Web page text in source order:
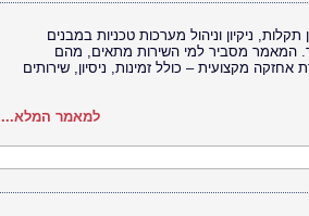
ניקיון וניהול מערכות טכניות במבנים
המאמר מסביר למי השירות מתאים, מהם
מקצועית – כולל זמינות, ניסיון, שירותים
למאמר המלא...